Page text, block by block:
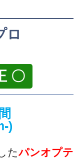
ロ
〇
)
たパンオプテ